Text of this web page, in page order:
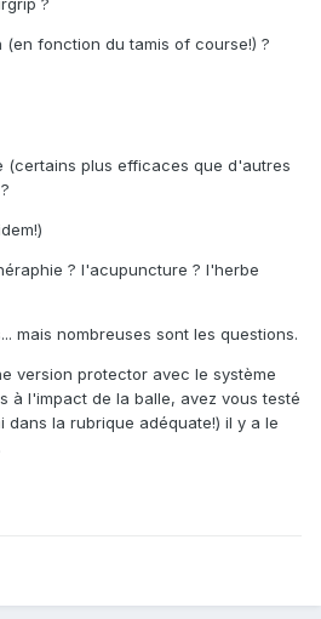
fonction du tamis of course!) ?
(certains plus efficaces que d'autres
? l'acupuncture ? l'herbe
mais nombreuses sont les questions.
version protector avec le système
à l'impact de la balle, avez vous testé
dans la rubrique adéquate!) il y a le